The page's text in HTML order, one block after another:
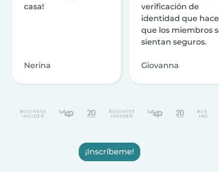
casa!
Nerina
verificación de
identidad que
que los miembros
sientan seguros.
Giovanna
¡Inscríbeme!